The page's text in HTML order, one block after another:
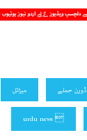
ڈورن حملے میزائل
 urdu news